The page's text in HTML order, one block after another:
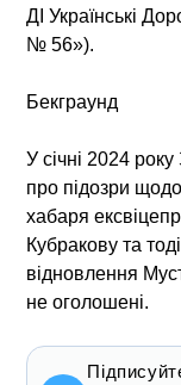
ДІ Українські
№ 56»).
Бекграунд
У січні 2024
про підозри
хабаря
Кубракову та
відновлення
не оголошені.